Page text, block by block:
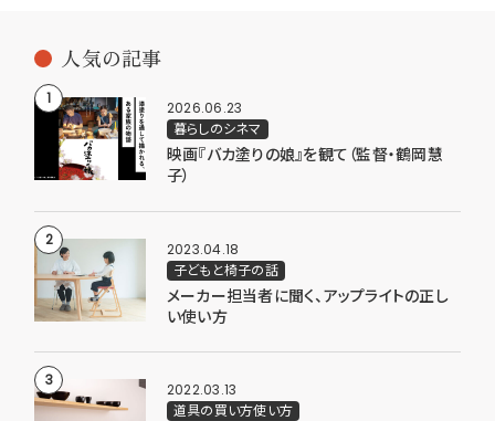
人気の記事
2026.06.23
暮らしのシネマ
映画『バカ塗りの娘』を観て（監督・鶴岡慧
子）
2023.04.18
子どもと椅子の話
メーカー担当者に聞く、アップライトの正し
い使い方
2022.03.13
道具の買い方使い方